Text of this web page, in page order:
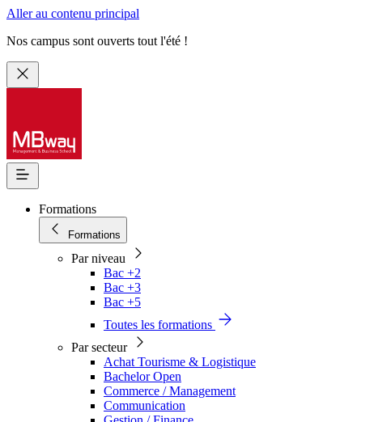
Aller au contenu principal
Nos campus sont ouverts tout l'été !
Formations
Formations
Par niveau
Bac +2
Bac +3
Bac +5
Toutes les formations
Par secteur
Achat Tourisme & Logistique
Bachelor Open
Commerce / Management
Communication